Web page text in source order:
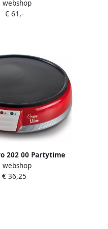
makers |
webshop
€ 61,-
202 00 Partytime
Crêpe
Watt Rood
webshop
€ 36,25